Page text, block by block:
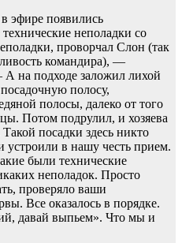
эфире появились
неполадки со
проворчал Слон (так
командира), —
на подходе заложил лихой
полосу,
полосы, далеко от того
Потом подрулил, и хозяева
посадки здесь никто
устроили в нашу честь прием.
были технические
неполадок. Просто
проверяло ваши
Все оказалось в порядке.
давай выпьем». Что мы и